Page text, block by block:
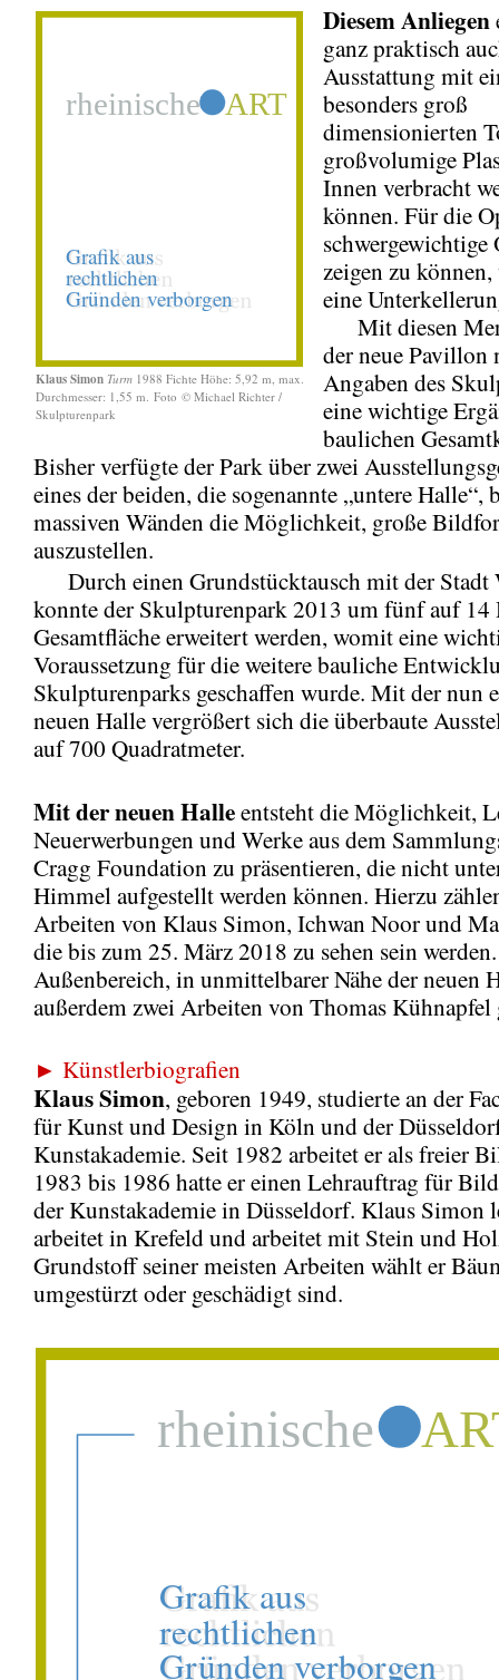
Klaus Simon Turm 1988 Fichte Höhe: 5,92 m, max.
Durchmesser: 1,55 m. Foto © Michael Richter /
Skulpturenpark
Diesem Anliegen
ganz praktisch
Ausstattung mit
besonders groß
dimensionierten
großvolumige
Innen verbracht
können. Für die
schwergewichtige
zeigen zu
eine
Mit diesen
der neue Pavillon
Angaben des
eine wichtige
baulichen
Bisher verfügte der Park über zwei
eines der beiden, die sogenannte „untere Halle“,
massiven Wänden die Möglichkeit, große
auszustellen.
Durch einen Grundstücktausch mit der Stadt
konnte der Skulpturenpark 2013 um fünf auf 14
Gesamtfläche erweitert werden, womit eine
Voraussetzung für die weitere bauliche
Skulpturenparks geschaffen wurde. Mit der nun
neuen Halle vergrößert sich die überbaute
auf 700 Quadratmeter.
Mit der neuen Halleentsteht die Möglichkeit,
Neuerwerbungen und Werke aus dem
Cragg Foundation zu präsentieren, die nicht
Himmel aufgestellt werden können. Hierzu
Arbeiten von Klaus Simon, Ichwan Noor und
die bis zum 25. März 2018 zu sehen sein
Außenbereich, in unmittelbarer Nähe der neuen
außerdem zwei Arbeiten von Thomas Kühnapfel
► Künstlerbiografien
Klaus Simon, geboren 1949, studierte an der
für Kunst und Design in Köln und der
Kunstakademie. Seit 1982 arbeitet er als freier
1983 bis 1986 hatte er einen Lehrauftrag für
der Kunstakademie in Düsseldorf. Klaus Simon
arbeitet in Krefeld und arbeitet mit Stein und
Grundstoff seiner meisten Arbeiten wählt er
umgestürzt oder geschädigt sind.